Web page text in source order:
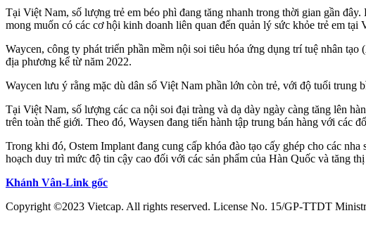
Tại Việt Nam, số lượng trẻ em béo phì đang tăng nhanh trong thời gian gần
mong muốn có các cơ hội kinh doanh liên quan đến quản lý sức khỏe trẻ em tại
Waycen, công ty phát triển phần mềm nội soi tiêu hóa ứng dụng trí tuệ nhân
địa phương kể từ năm 2022.
Waycen lưu ý rằng mặc dù dân số Việt Nam phần lớn còn trẻ, với độ tuổi trung
Tại Việt Nam, số lượng các ca nội soi đại tràng và dạ dày ngày càng tăng lên
trên toàn thế giới. Theo đó, Waysen đang tiến hành tập trung bán hàng với các
Trong khi đó, Ostem Implant đang cung cấp khóa đào tạo cấy ghép cho các
hoạch duy trì mức độ tin cậy cao đối với các sản phẩm của Hàn Quốc và tăng
Khánh Vân-Link gốc
Copyright ©2023 Vietcap. All rights reserved. License No. 15/GP-TTDT